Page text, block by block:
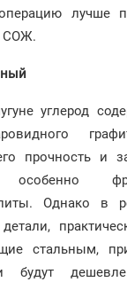
лучше
СОЖ.
углерод
прочность и
особенно
Однако в
стальным,
будут